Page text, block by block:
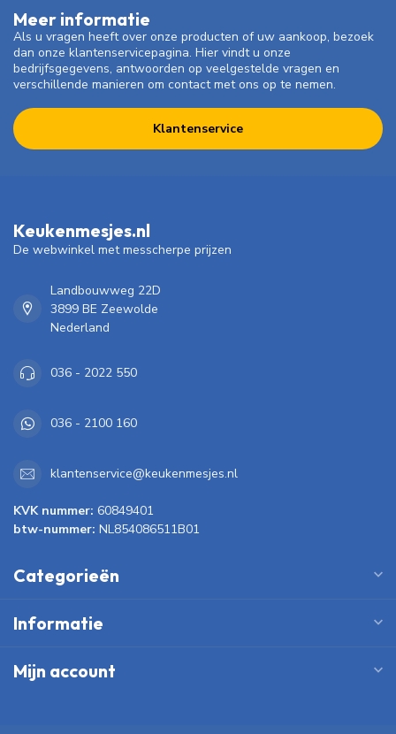
Meer informatie
Als u vragen heeft over onze producten of uw aankoop, bezoek
dan onze klantenservicepagina. Hier vindt u onze
bedrijfsgegevens, antwoorden op veelgestelde vragen en
verschillende manieren om contact met ons op te nemen.
Klantenservice
Keukenmesjes.nl
De webwinkel met messcherpe prijzen
Landbouwweg 22D
3899 BE Zeewolde
Nederland
036 - 2022 550
036 - 2100 160
klantenservice@keukenmesjes.nl
KVK nummer: 60849401
btw-nummer: NL854086511B01
Categorieën
Informatie
Mijn account